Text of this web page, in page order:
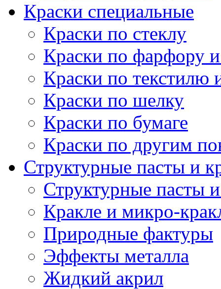
Краски специальные
Краски по стеклу
Краски по фарфору
Краски по текстилю
Краски по шелку
Краски по бумаге
Краски по другим
Структурные пасты и
Структурные пасты
Кракле и микро-
Природные фактуры
Эффекты металла
Жидкий акрил